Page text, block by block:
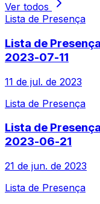
Ver todos
Lista de Presença
Lista de
2023-07-11
11 de jul. de 2023
Lista de Presença
Lista de
2023-06-21
21 de jun. de 2023
Lista de Presença